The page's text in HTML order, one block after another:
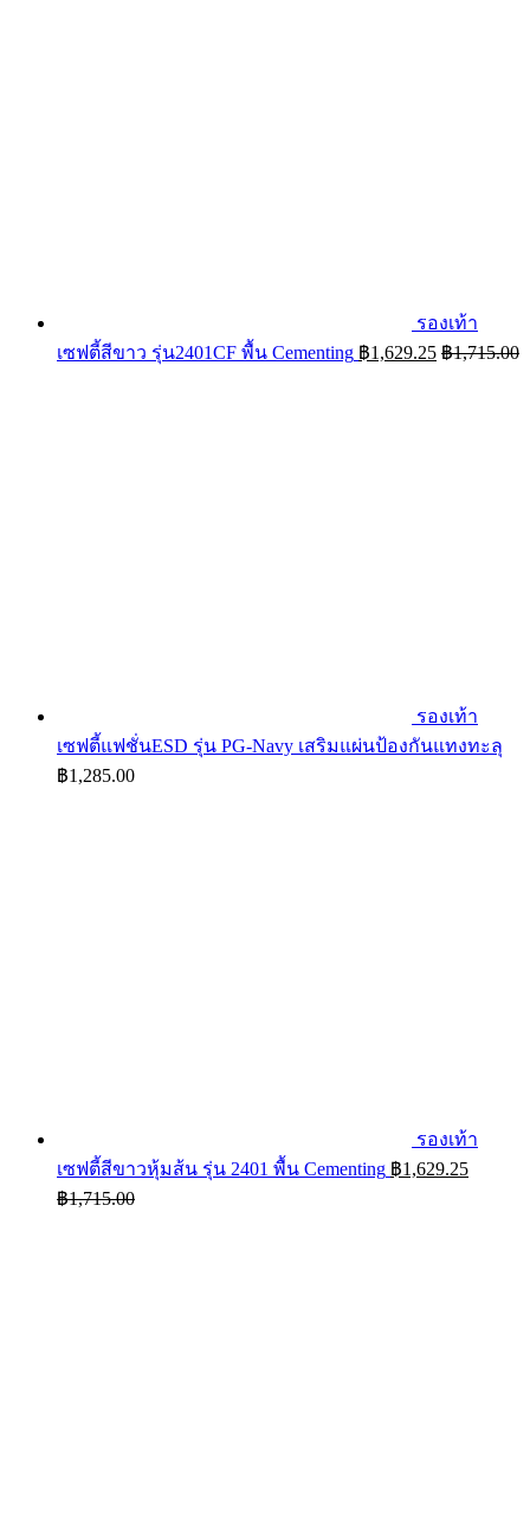
รองเท้า
เซฟตี้สีขาว รุ่น2401CF พื้น Cementing ฿1,629.25 ฿1,715.00
รองเท้า
เซฟตี้แฟชั่นESD รุ่น PG-Navy เสริมแผ่นป้องกันแทงทะลุ
฿1,285.00
รองเท้า
เซฟตี้สีขาวหุ้มส้น รุ่น 2401 พื้น Cementing ฿1,629.25
฿1,715.00